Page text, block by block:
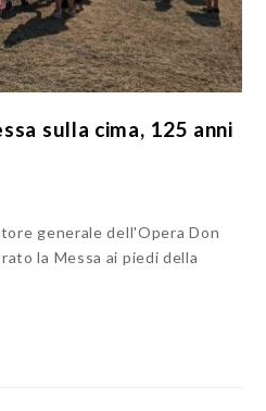
sulla cima, 125 anni
generale dell'Opera Don
la Messa ai piedi della